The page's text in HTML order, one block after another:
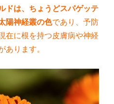
ドは、ちょうどスパゲッテ
陽神経叢の色であり、予防
在に根を持つ皮膚病や神経
あります。